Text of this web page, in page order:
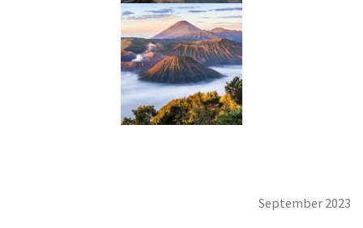
September 2023